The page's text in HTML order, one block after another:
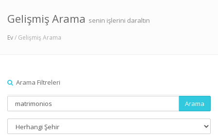
Gelişmiş Arama senin işlerini daraltın
Ev/ Gelişmiş Arama
Arama Filtreleri
Arama